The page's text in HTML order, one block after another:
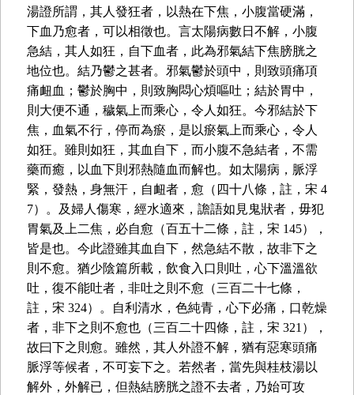
湯證所謂，其人發狂者，以熱在下焦，小腹當硬滿，
下血乃愈者，可以相徵也。言太陽病數日不解，小腹
急結，其人如狂，自下血者，此為邪氣結下焦膀胱之
地位也。結乃鬱之甚者。邪氣鬱於頭中，則致頭痛項
痛衄血；鬱於胸中，則致胸悶心煩嘔吐；結於胃中，
則大便不通，穢氣上而乘心，令人如狂。今邪結於下
焦，血氣不行，停而為瘀，是以瘀氣上而乘心，令人
如狂。雖則如狂，其血自下，而小腹不急結者，不需
藥而癒，以血下則邪熱隨血而解也。如太陽病，脈浮
緊，發熱，身無汗，自衄者，愈（四十八條，註，宋 4
7）。及婦人傷寒，經水適來，譫語如見鬼狀者，毋犯
胃氣及上二焦，必自愈（百五十二條，註，宋 145），
皆是也。今此證雖其血自下，然急結不散，故非下之
則不愈。猶少陰篇所載，飲食入口則吐，心下溫溫欲
吐，復不能吐者，非吐之則不愈（三百二十七條，
註，宋 324）。自利清水，色純青，心下必痛，口乾燥
者，非下之則不愈也（三百二十四條，註，宋 321），
故曰下之則愈。雖然，其人外證不解，猶有惡寒頭痛
脈浮等候者，不可妄下之。若然者，當先與桂枝湯以
解外，外解已，但熱結膀胱之證不去者，乃始可攻